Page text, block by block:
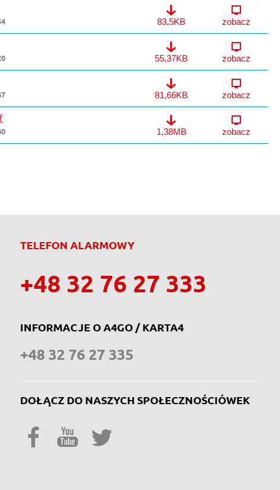
Zal_3.pdf
83,5KB zobacz
Zał_2.pdf
55,37KB zobacz
Zał_1.pdf
81,66KB zobacz
Zapytanie.pdf
1,38MB zobacz
TELEFON ALARMOWY
+48 32 76 27 333
INFORMACJE O A4GO / KARTA4
+48 32 76 27 335
DOŁĄCZ DO NASZYCH SPOŁECZNOŚCIÓWEK
Facebook YouTube